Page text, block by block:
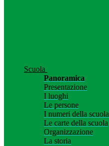
Scuola
Panoramica
Presentazione
I luoghi
Le persone
I numeri della scuola
Le carte della scuola
Organizzazione
La storia